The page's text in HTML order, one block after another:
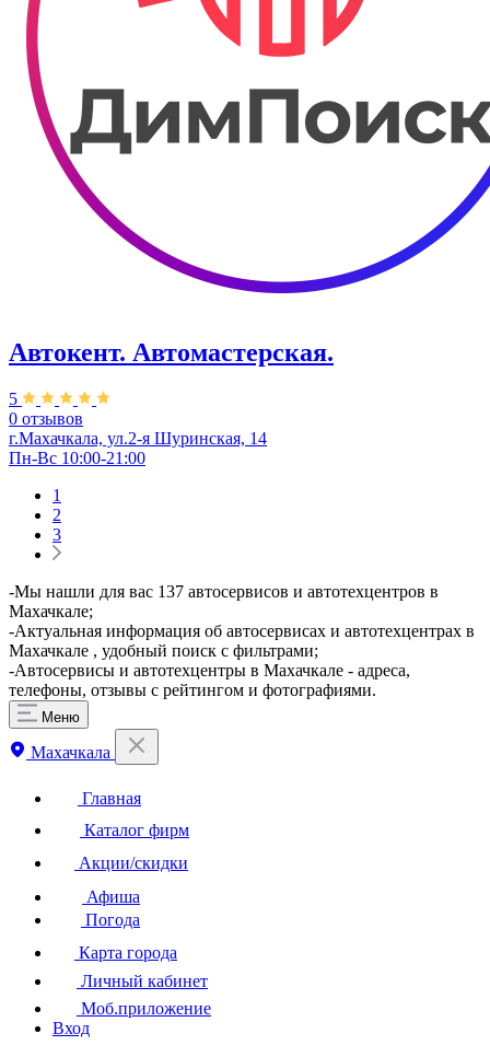
Автокент. ​Автомастерская.
5
0 отзывов
г.Махачкала, ул.2-я Шуринская, 14
Пн-Вс 10:00-21:00
1
2
3
-Мы нашли для вас 137 автосервисов и автотехцентров в
Махачкале;
-Актуальная информация об автосервисах и автотехцентрах в
Махачкале , удобный поиск с фильтрами;
-Автосервисы и автотехцентры в Махачкале - адреса,
телефоны, отзывы с рейтингом и фотографиями.
Меню
Махачкала
Главная
Каталог фирм
Акции/скидки
Афиша
Погода
Карта города
Личный кабинет
Моб.приложение
Вход